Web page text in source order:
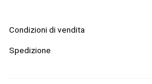
Condizioni di vendita
Spedizione